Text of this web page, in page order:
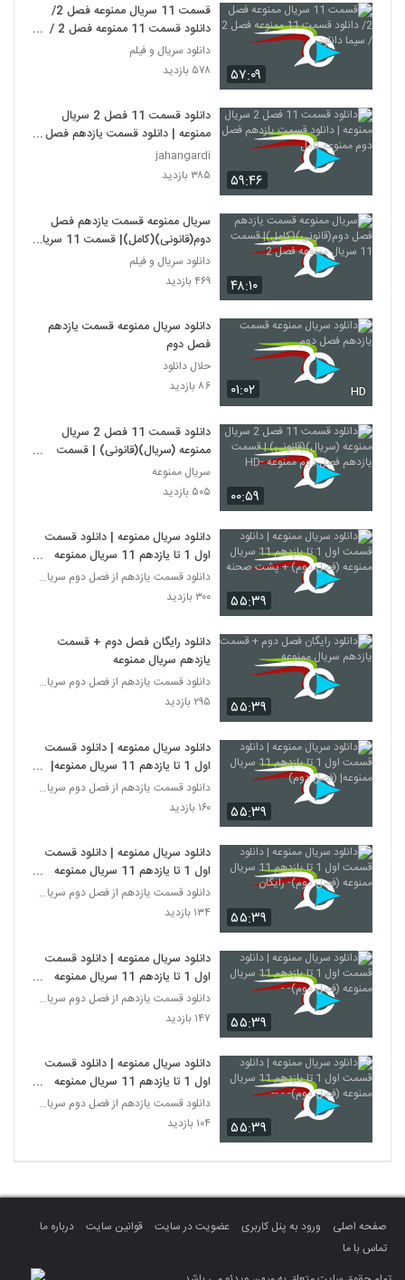
۵۷:۰۹
قسمت 11 سریال ممنوعه فصل 2/
دانلود قسمت 11 ممنوعه فصل 2 /
سیما دانلود
دانلود سریال و فیلم
۵۷۸ بازدید
۵۹:۴۶
دانلود قسمت 11 فصل 2 سریال
ممنوعه | دانلود قسمت یازدهم فصل
دوم ممنوعه کامل
jahangardi
۳۸۵ بازدید
۴۸:۱۰
سریال ممنوعه قسمت یازدهم فصل
دوم(قانونی)(کامل)| قسمت 11 سریال
ممنوعه فصل 2
دانلود سریال و فیلم
۴۶۹ بازدید
۰۱:۰۲ HD
دانلود سریال ممنوعه قسمت یازدهم
فصل دوم
حلال دانلود
۸۶ بازدید
۰۰:۵۹
دانلود قسمت 11 فصل 2 سریال
ممنوعه (سریال)(قانونی) | قسمت
یازدهم فصل دوم ممنوعه -HD
سریال ممنوعه
۵۰۵ بازدید
۵۵:۳۹
دانلود سریال ممنوعه | دانلود قسمت
اول 1 تا یازدهم 11 سریال ممنوعه
(فصل دوم) + پشت صحنه
دانلود قسمت یازدهم از فصل دوم سریال ممنوعه
۳۰۰ بازدید
۵۵:۳۹
دانلود رایگان فصل دوم + قسمت
یازدهم سریال ممنوعه
دانلود قسمت یازدهم از فصل دوم سریال ممنوعه
۲۹۵ بازدید
۵۵:۳۹
دانلود سریال ممنوعه | دانلود قسمت
اول 1 تا یازدهم 11 سریال ممنوعه|
(فصل دوم)
دانلود قسمت یازدهم از فصل دوم سریال ممنوعه
۱۶۰ بازدید
۵۵:۳۹
دانلود سریال ممنوعه | دانلود قسمت
اول 1 تا یازدهم 11 سریال ممنوعه
(فصل دوم)- رایگان
دانلود قسمت یازدهم از فصل دوم سریال ممنوعه
۱۳۴ بازدید
۵۵:۳۹
دانلود سریال ممنوعه | دانلود قسمت
اول 1 تا یازدهم 11 سریال ممنوعه
(فصل دوم)- -
دانلود قسمت یازدهم از فصل دوم سریال ممنوعه
۱۴۷ بازدید
۵۵:۳۹
دانلود سریال ممنوعه | دانلود قسمت
اول 1 تا یازدهم 11 سریال ممنوعه
(فصل دوم)- - --
دانلود قسمت یازدهم از فصل دوم سریال ممنوعه
۱۰۴ بازدید
صفحه اصلی ورود به پنل کاربری عضویت در سایت قوانین سایت
درباره ما
تماس با ما